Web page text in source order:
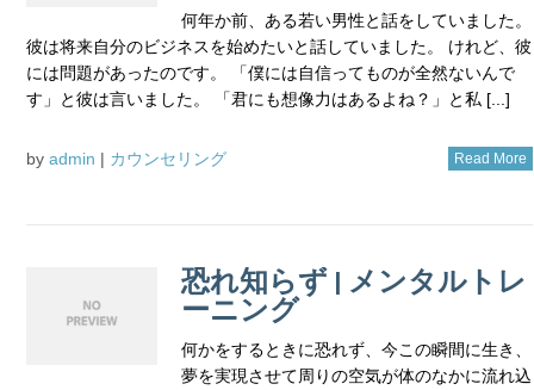
何年か前、ある若い男性と話をしていました。
彼は将来自分のビジネスを始めたいと話していました。 けれど、彼
には問題があったのです。 「僕には自信ってものが全然ないんで
す」と彼は言いました。 「君にも想像力はあるよね？」と私 [...]
by admin | カウンセリング Read More
恐れ知らず | メンタルトレ
ーニング
何かをするときに恐れず、今この瞬間に生き、
夢を実現させて周りの空気が体のなかに流れ込